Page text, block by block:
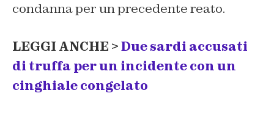
condanna per un precedente reato.
LEGGI ANCHE >Due sardi accusati
di truffa per un incidente con un
cinghiale congelato